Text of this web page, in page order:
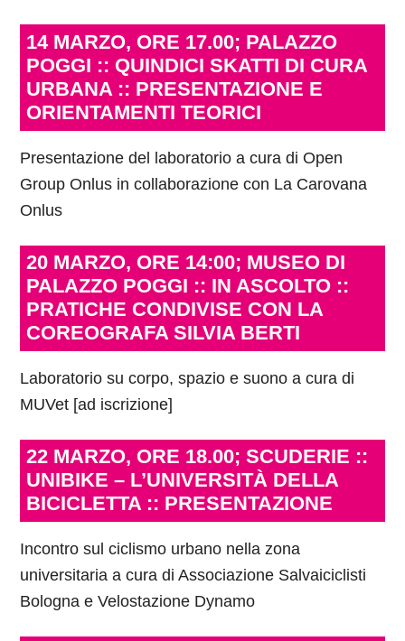
14 MARZO, ORE 17.00; PALAZZO
POGGI :: QUINDICI SKATTI DI CURA
URBANA :: PRESENTAZIONE E
ORIENTAMENTI TEORICI
Presentazione del laboratorio a cura di Open
Group Onlus in collaborazione con La Carovana
Onlus
20 MARZO, ORE 14:00; MUSEO DI
PALAZZO POGGI :: IN ASCOLTO ::
PRATICHE CONDIVISE CON LA
COREOGRAFA SILVIA BERTI
Laboratorio su corpo, spazio e suono a cura di
MUVet [ad iscrizione]
22 MARZO, ORE 18.00; SCUDERIE ::
UNIBIKE – L’UNIVERSITÀ DELLA
BICICLETTA :: PRESENTAZIONE
Incontro sul ciclismo urbano nella zona
universitaria a cura di Associazione Salvaiciclisti
Bologna e Velostazione Dynamo